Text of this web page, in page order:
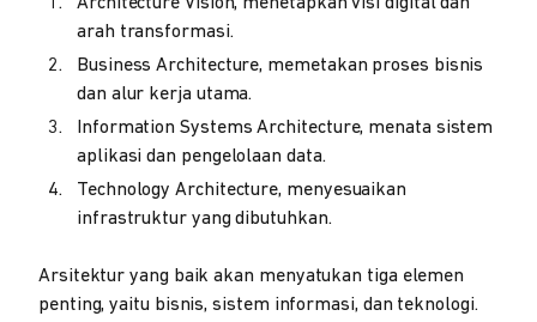
arah transformasi.
Business Architecture, memetakan proses bisnis
dan alur kerja utama.
Information Systems Architecture, menata sistem
aplikasi dan pengelolaan data.
Technology Architecture, menyesuaikan
infrastruktur yang dibutuhkan.
Arsitektur yang baik akan menyatukan tiga elemen
penting, yaitu bisnis, sistem informasi, dan teknologi.